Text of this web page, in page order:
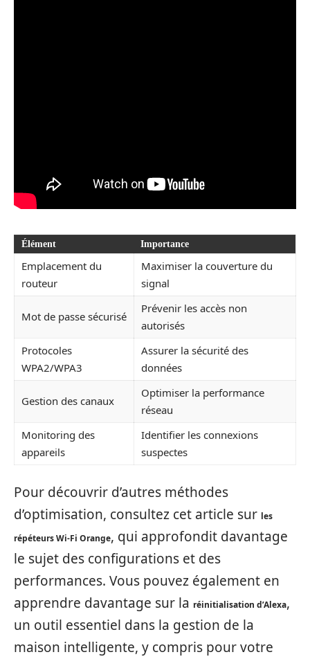
Élément Importance
Emplacement du
routeur
Maximiser la couverture du
signal
Mot de passe sécurisé
Prévenir les accès non
autorisés
Protocoles
WPA2/WPA3
Assurer la sécurité des
données
Gestion des canaux
Optimiser la performance
réseau
Monitoring des
appareils
Identifier les connexions
suspectes
Pour découvrir d’autres méthodes
d’optimisation, consultez cet article sur les
répéteurs Wi-Fi Orange, qui approfondit davantage
le sujet des configurations et des
performances. Vous pouvez également en
apprendre davantage sur la réinitialisation d’Alexa,
un outil essentiel dans la gestion de la
maison intelligente, y compris pour votre